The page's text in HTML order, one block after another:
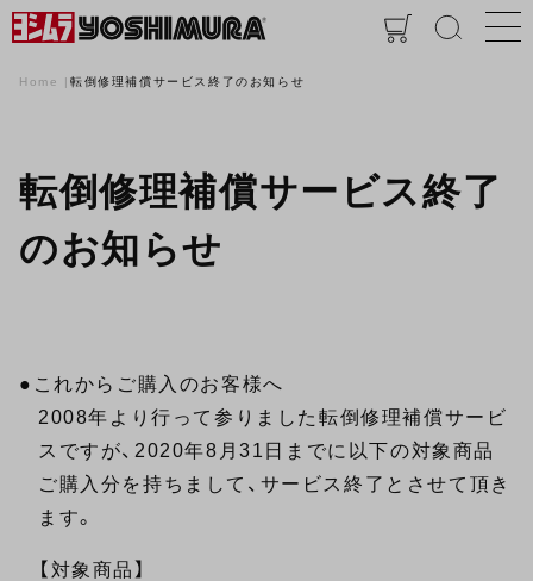
Home 転倒修理補償サービス終了のお知らせ
転倒修理補償サービス終了
のお知らせ
●これからご購入のお客様へ
2008年より行って参りました転倒修理補償サービ
スですが、2020年8月31日までに以下の対象商品
ご購入分を持ちまして、サービス終了とさせて頂き
ます。
【対象商品】